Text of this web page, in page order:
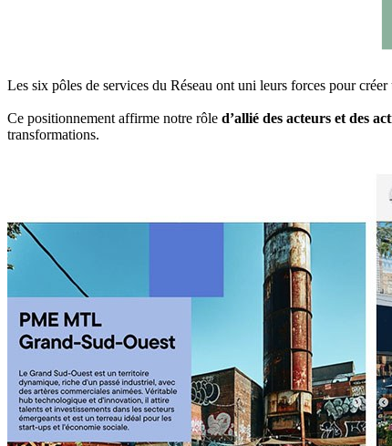
Les six pôles de services du Réseau ont uni leurs forces pour
Ce positionnement affirme notre rôle d’allié des acteurs et des
transformations.